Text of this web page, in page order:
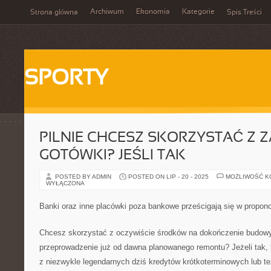
Strona główna Archiwum Ekonomia Kategorie Spis Treści
SPORTY
PILNIE CHCESZ SKORZYSTAĆ Z
GOTÓWKI? JEŚLI TAK
POSTED BY ADMIN POSTED ON LIP - 20 - 2025
MOŻLIWOŚĆ
WYŁĄCZONA
Banki oraz inne placówki poza bankowe prześcigają się w
Chcesz skorzystać z oczywiście środków na dokończenie
przeprowadzenie już od dawna planowanego remontu? Jeżeli
z niezwykle legendarnych dziś kredytów krótkoterminowych lub